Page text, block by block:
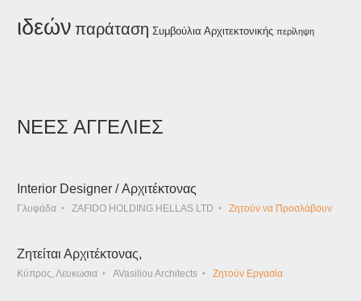
ιδεών παράταση Συμβούλια Αρχιτεκτονικής περίληψη
ΝΕΕΣ ΑΓΓΕΛΙΕΣ
Interior Designer / Αρχιτέκτονας
Γλυφάδα ZAFIDO HOLDING HELLAS LTD Ζητούν να Προσλάβουν
Ζητείται Αρχιτέκτονας,
Κύπρος, Λευκωσια AVasiliou Architects Ζητούν Εργασία